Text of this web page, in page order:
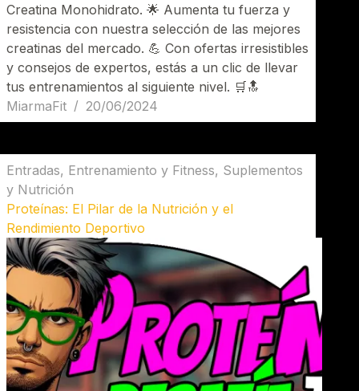
Creatina Monohidrato. 🌟 Aumenta tu fuerza y
resistencia con nuestra selección de las mejores
creatinas del mercado. 💪 Con ofertas irresistibles
y consejos de expertos, estás a un clic de llevar
tus entrenamientos al siguiente nivel. 🛒🔝
MiarmaFit
20/06/2024
Entradas, Entrenamiento y Fitness, Suplementos
y Nutrición
Proteínas: El Pilar de la Nutrición y el
Rendimiento Deportivo